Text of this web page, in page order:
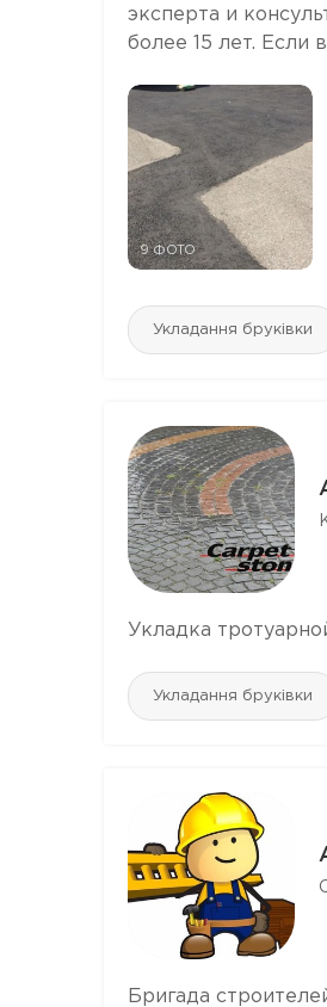
эксперта и
более 15 лет. Если
9 ФОТО
Укладання бруківки
Укладка
Укладання бруківки
Бригада